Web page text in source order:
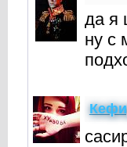
да я
ну с